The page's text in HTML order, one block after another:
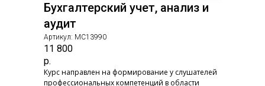
Бухгалтерский учет, анализ и
аудит
Артикул: МС13990
11 800
р.
Курс направлен на формирование у слушателей
профессиональных компетенций в области